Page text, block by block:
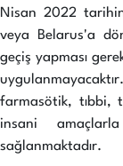
Nisan 2022
veya Belarus'a
geçiş yapması
farmasötik, tıbbi,
insani
sağlanmaktadır.